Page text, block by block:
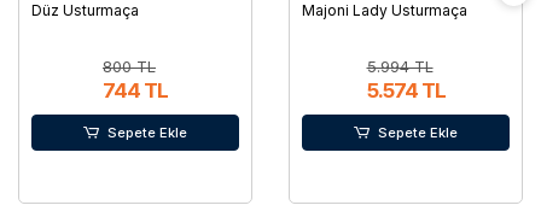
Düz Usturmaça
800 TL
744 TL
Sepete Ekle
Majoni Lady Usturmaça
5.994 TL
5.574 TL
Sepete Ekle